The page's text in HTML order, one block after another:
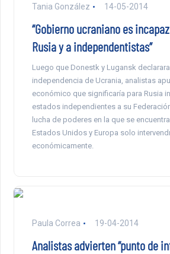
Tania González 14-05-2014
“Gobierno ucraniano es
Rusia y a independentistas”
Luego que Donestk y Lugansk
independencia de Ucrania, analistas
económico que significaría para Rusia
estados independientes a su
lucha de poderes en la que se
Estados Unidos y Europa solo
económicamente.
Paula Correa 19-04-2014
Analistas advierten “punto de